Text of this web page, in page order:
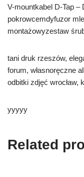
V-mountkabel D-Tap –
pokrowcemdyfuzor
montażowyzestaw
tani druk rzeszów,
forum, własnoręczne
odbitki zdjęć wrocław,
yyyyy
Related